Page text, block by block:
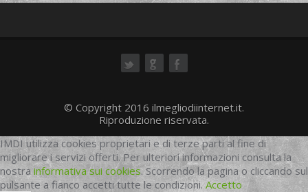
© Copyright 2016 ilmegliodiinternet.it.
Riproduzione riservata.
IMDI utilizza cookies proprietari e di terze parti al fine di
migliorare i servizi offerti. Per ulteriori informazioni consulta la
nostrainformativa sui cookies. Scorrendo la pagina o cliccando sul
pulsante a fianco accetti tutte le condizioni.Accetto